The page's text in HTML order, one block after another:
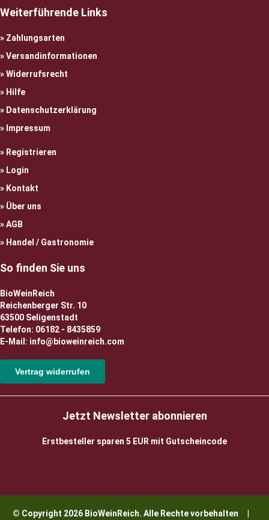
Weiterführende Links
Zahlungsarten
Versandinformationen
Widerrufsrecht
Hilfe
Datenschutzerklärung
Impressum
Registrieren
Login
Kontakt
Über uns
AGB
Handel / Gastronomie
So finden Sie uns
BioWeinReich
Reichenberger Str. 10
63500 Seligenstadt
Telefon: 06182 - 8435859
E-Mail: info@bioweinreich.com
Vertrag widerrufen
Jetzt Newsletter abonnieren
Erstbesteller sparen 5 EUR mit Gutscheincode
© Copyright 2026 BioWeinReich. Alle Rechte vorbehalten |